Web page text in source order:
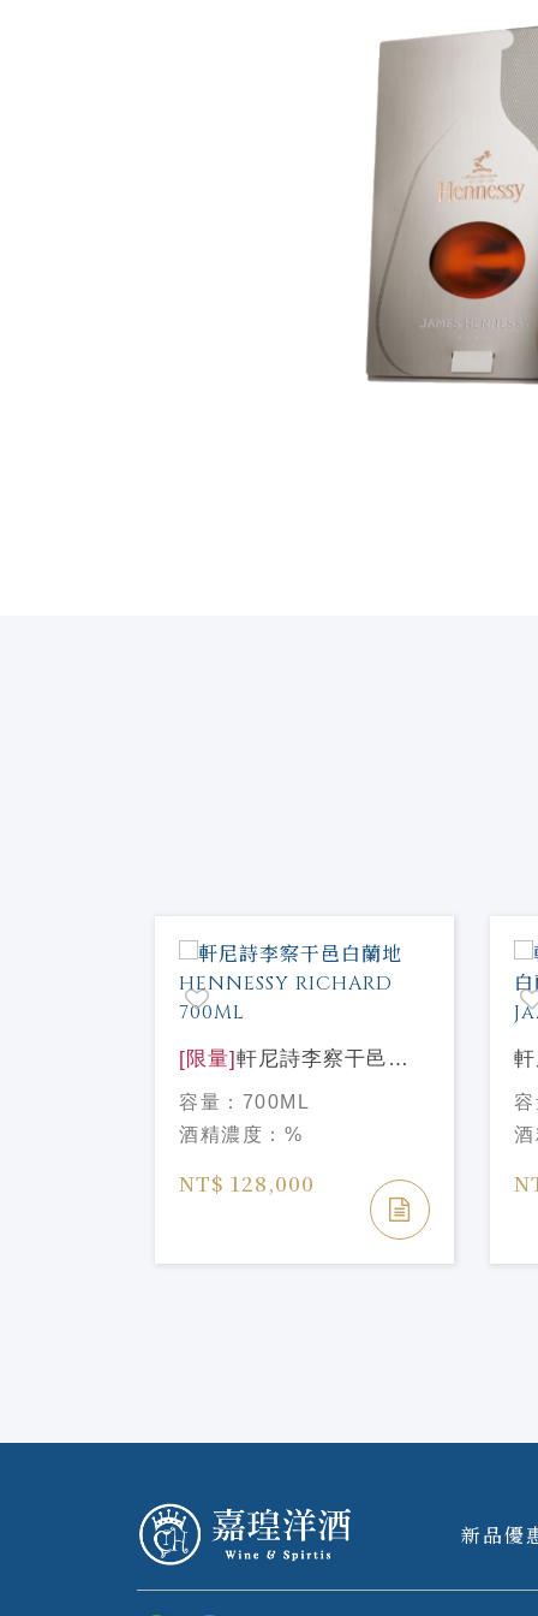
[限量] 軒尼詩李察干邑白
蘭地HENNESSY
RICHARD 700ML
容量： 700ML
酒精濃度： %
NT$ 128,000
新品優